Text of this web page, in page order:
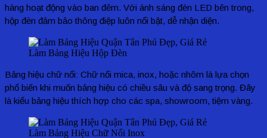
hàng hoạt động vào ban đêm. Với ánh sáng đèn LED bên trong,
hộp đèn đảm bảo thông điệp luôn nổi bật, dễ nhận diện.
Làm Bảng Hiệu Hộp Đèn
Bảng hiệu chữ nổi: Chữ nổi mica, inox, hoặc nhôm là lựa chọn
phổ biến khi muốn bảng hiệu có chiều sâu và độ sang trọng. Đây
là kiểu bảng hiệu thích hợp cho các spa, showroom, tiệm vàng.
Làm Bảng Hiệu Chữ Nổi Inox